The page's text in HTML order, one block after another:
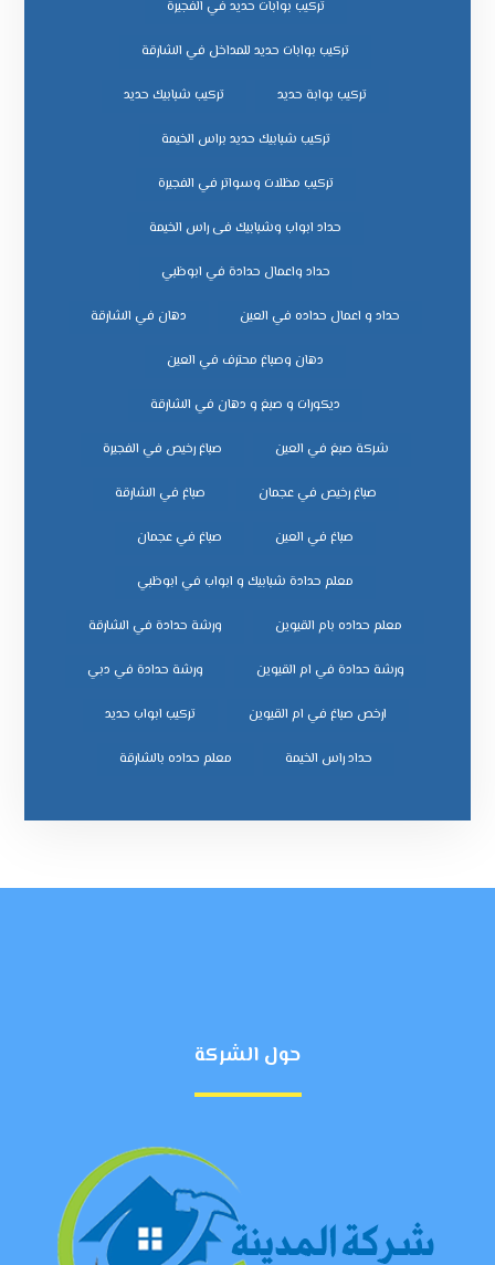
تركيب بوابات حديد في الفجيرة
تركيب بوابات حديد للمداخل في الشارقة
تركيب بوابة حديد تركيب شبابيك حديد
تركيب شبابيك حديد براس الخيمة
تركيب مظلات وسواتر في الفجيرة
حداد ابواب وشبابيك فى راس الخيمة
حداد واعمال حدادة في ابوظبي
حداد و اعمال حداده في العين دهان في الشارقة
دهان وصباغ محترف في العين
ديكورات و صبغ و دهان في الشارقة
شركة صبغ في العين صباغ رخيص في الفجيرة
صباغ رخيص في عجمان صباغ في الشارقة
صباغ في العين صباغ في عجمان
معلم حدادة شبابيك و ابواب في ابوظبي
معلم حداده بام القيوين ورشة حدادة في الشارقة
ورشة حدادة في ام القيوين ورشة حدادة في دبي
ﺗﺮﻛﻴﺐ اﺑﻮاب ﺣﺪﻳﺪ
ﺣﺪاد راس اﻟﺨﻴﻤﺔ ﻣﻌﻠﻢ ﺣﺪاده ﺑﺎﻟﺸﺎرﻗﺔ
حول الشركة